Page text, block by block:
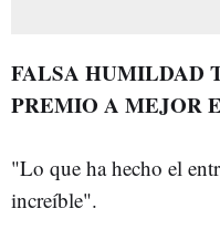
FALSA HUMILDAD
PREMIO A MEJOR
"Lo que ha hecho el
increíble".